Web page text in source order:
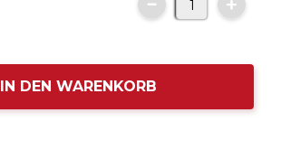
IN DEN WARENKORB